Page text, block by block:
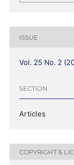
ISSUE
Vol. 25 No. 2
SECTION
Articles
COPYRIGHT &